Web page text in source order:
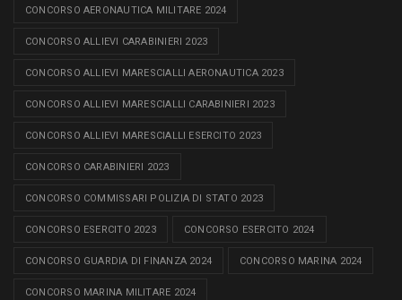
CONCORSO AERONAUTICA MILITARE 2024
CONCORSO ALLIEVI CARABINIERI 2023
CONCORSO ALLIEVI MARESCIALLI AERONAUTICA 2023
CONCORSO ALLIEVI MARESCIALLI CARABINIERI 2023
CONCORSO ALLIEVI MARESCIALLI ESERCITO 2023
CONCORSO CARABINIERI 2023
CONCORSO COMMISSARI POLIZIA DI STATO 2023
CONCORSO ESERCITO 2023 CONCORSO ESERCITO 2024
CONCORSO GUARDIA DI FINANZA 2024 CONCORSO MARINA 2024
CONCORSO MARINA MILITARE 2024